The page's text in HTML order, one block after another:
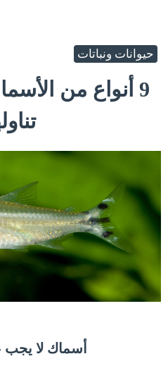
حيوانات ونباتات
9 أنواع من
أسماك لا يجب